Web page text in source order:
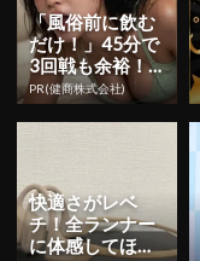
「風俗前に飲む
だけ！」45分で
3回戦も余裕！9
80円で朝まで絶
好調
PR(健商株式会社)
快適さがレベ
チ！全ランナー
に体感してほし